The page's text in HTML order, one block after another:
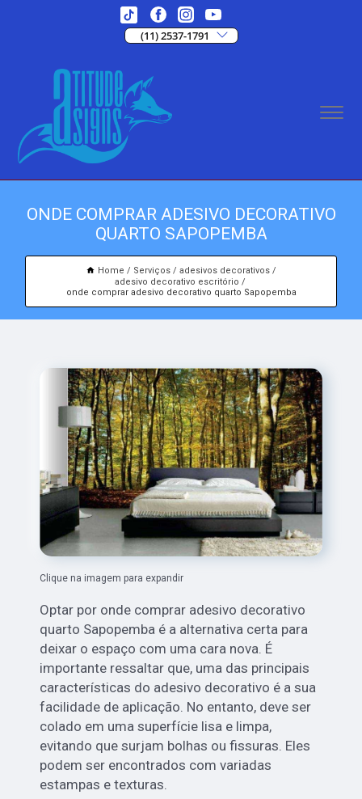
(11) 2537-1791
ONDE COMPRAR ADESIVO DECORATIVO
QUARTO SAPOPEMBA
Home Serviços
adesivos decorativos
adesivo decorativo escritório
onde comprar adesivo decorativo quarto Sapopemba
Clique na imagem para expandir
Optar por onde comprar adesivo decorativo
quarto Sapopemba é a alternativa certa para
deixar o espaço com uma cara nova. É
importante ressaltar que, uma das principais
características do adesivo decorativo é a sua
facilidade de aplicação. No entanto, deve ser
colado em uma superfície lisa e limpa,
evitando que surjam bolhas ou fissuras. Eles
podem ser encontrados com variadas
estampas e texturas.